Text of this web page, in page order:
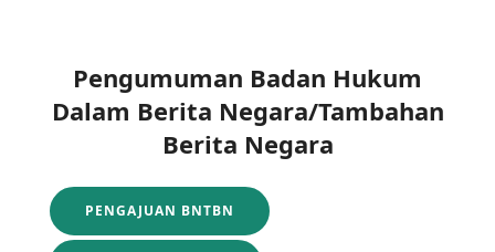
Pengumuman Badan Hukum
Dalam Berita Negara/Tambahan
Berita Negara
PENGAJUAN BNTBN